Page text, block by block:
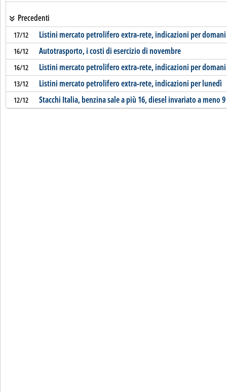
Precedenti
17/12 Listini mercato petrolifero extra-rete, indicazioni per domani
16/12 Autotrasporto, i costi di esercizio di novembre
16/12 Listini mercato petrolifero extra-rete, indicazioni per domani
13/12 Listini mercato petrolifero extra-rete, indicazioni per lunedì
12/12 Stacchi Italia, benzina sale a più 16, diesel invariato a meno 9